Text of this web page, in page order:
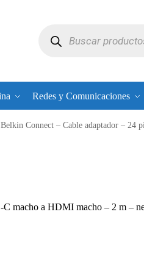
Redes y Comunicaciones
Belkin Connect – Cable adaptador – 24
macho a HDMI macho – 2 m –